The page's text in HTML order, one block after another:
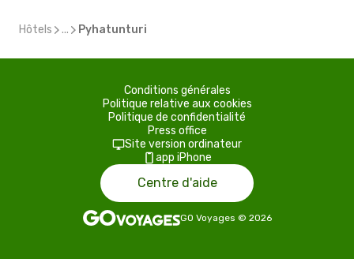
Hôtels ... Pyhatunturi
Conditions générales
Politique relative aux cookies
Politique de confidentialité
Press office
Site version ordinateur
app iPhone
Centre d'aide
GO Voyages © 2026